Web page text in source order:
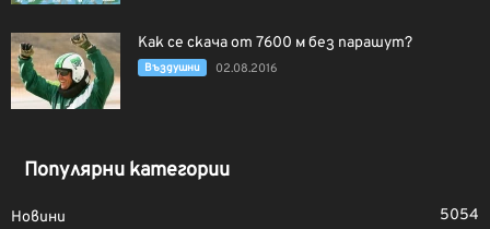
Как се скача от 7600 м без парашут?
Въздушни 02.08.2016
Популярни категории
Новини 5054